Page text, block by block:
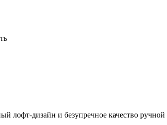
лофт-дизайн и безупречное качество